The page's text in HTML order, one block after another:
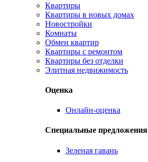
Квартиры
Квартиры в новых домах
Новостройки
Комнаты
Обмен квартир
Квартиры с ремонтом
Квартиры без отделки
Элитная недвижимость
Оценка
Онлайн-оценка
Специальные предложения
Зеленая гавань